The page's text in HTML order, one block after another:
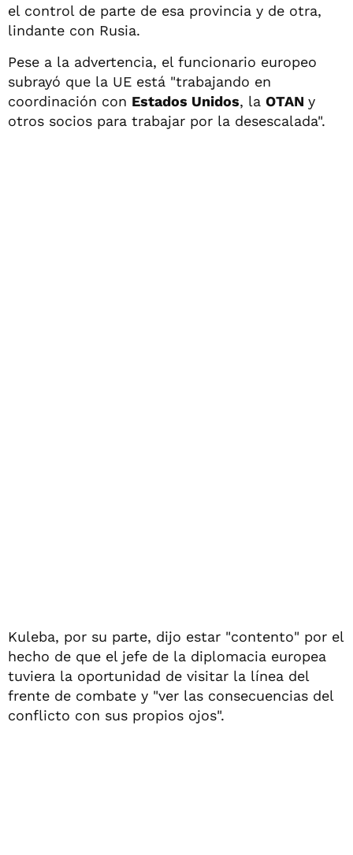
el control de parte de esa provincia y de otra,
lindante con Rusia.
Pese a la advertencia, el funcionario europeo
subrayó que la UE está "trabajando en
coordinación con Estados Unidos, la OTAN y
otros socios para trabajar por la desescalada".
Kuleba, por su parte, dijo estar "contento" por el
hecho de que el jefe de la diplomacia europea
tuviera la oportunidad de visitar la línea del
frente de combate y "ver las consecuencias del
conflicto con sus propios ojos".